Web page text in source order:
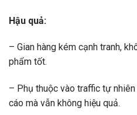
Hậu quả:
– Gian hàng kém cạnh tranh,
phẩm tốt.
– Phụ thuộc vào traffic tự
cáo mà vẫn không hiệu quả.